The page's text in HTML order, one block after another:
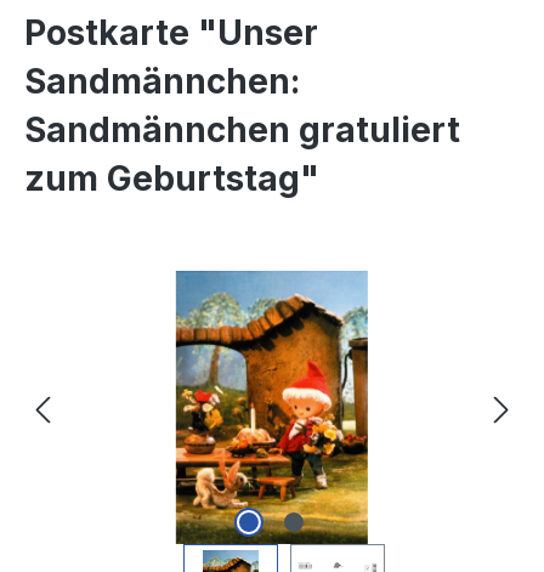
Postkarte "Unser
Sandmännchen:
Sandmännchen gratuliert
zum Geburtstag"
Bildergalerie überspringen